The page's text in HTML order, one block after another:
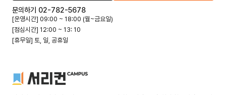
문의하기 02-782-5678
[운영시간] 09:00 ~ 18:00 (월~금요일)
[점심시간] 12:00 ~ 13: 10
[휴무일] 토, 일, 공휴일